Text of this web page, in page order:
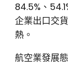
84.5%、
企業出口交
熱。
航空業發展